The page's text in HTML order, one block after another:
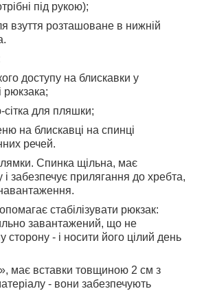
під рукою);
взуття розташоване в нижній
доступу на блискавки у
рюкзака;
для пляшки;
на блискавці на спинці
речей.
Спинка щільна, має
забезпечує прилягання до хребта,
стабілізувати рюкзак:
завантажений, що не
сторону - і носити його цілий день
має вставки товщиною 2 см з
- вони забезпечують